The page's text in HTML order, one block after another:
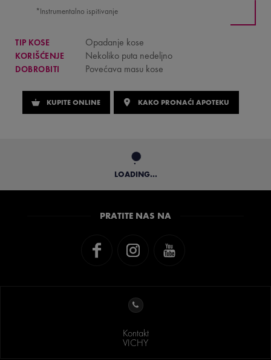
*Instrumentalno ispitivanje
TIP KOSE Opadanje kose
KORIŠĆENJE Nekoliko puta nedeljno
DOBROBITI Povećava masu kose
KUPITE ONLINE KAKO PRONAĆI APOTEKU
LOADING...
PRATITE NAS NA
Kontakt
VICHY